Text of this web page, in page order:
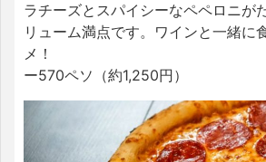
ラチーズとスパイシーなペペロニが
リューム満点です。ワインと一緒に
メ！
ー570ペソ（約1,250円）